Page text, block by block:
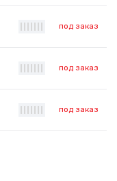
под заказ
под заказ
под заказ